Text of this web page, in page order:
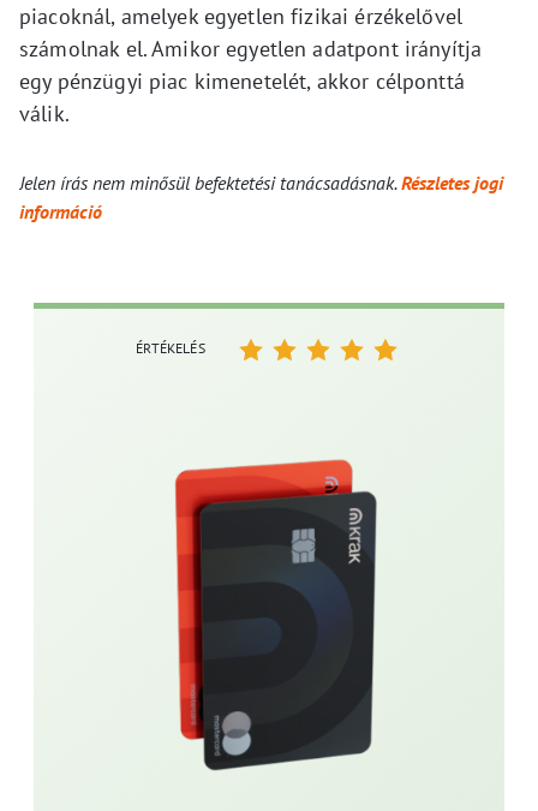
piacoknál, amelyek egyetlen fizikai érzékelővel
számolnak el. Amikor egyetlen adatpont irányítja
egy pénzügyi piac kimenetelét, akkor célponttá
válik.
Jelen írás nem minősül befektetési tanácsadásnak.Részletes jogi
információ
ÉRTÉKELÉS